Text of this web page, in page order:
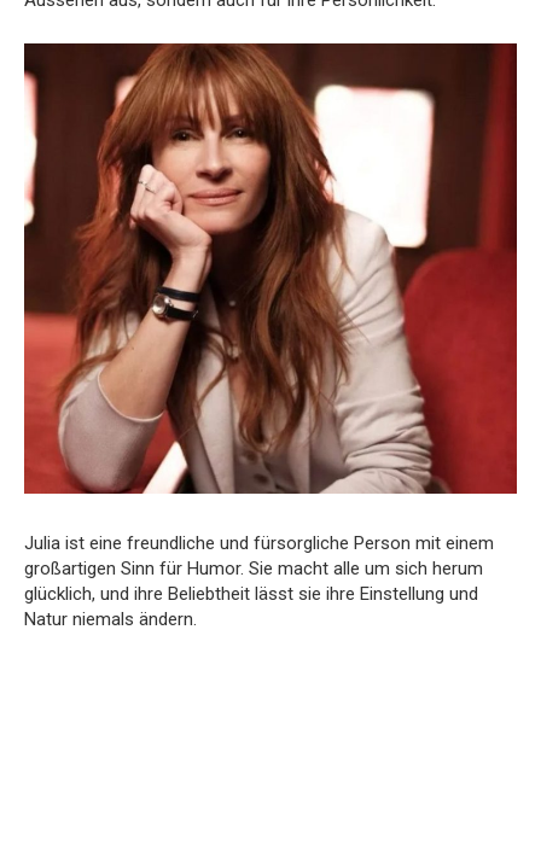
Julia ist eine freundliche und fürsorgliche Person mit einem
großartigen Sinn für Humor. Sie macht alle um sich herum
glücklich, und ihre Beliebtheit lässt sie ihre Einstellung und
Natur niemals ändern.